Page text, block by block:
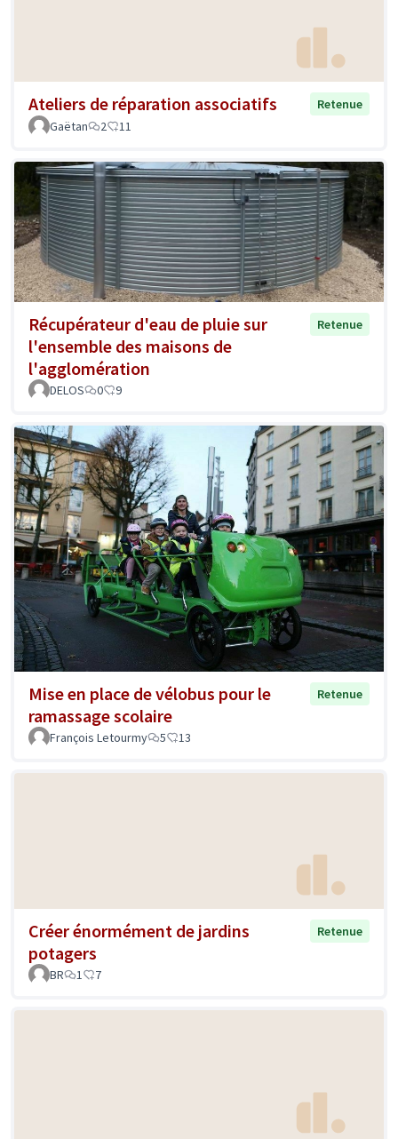
Ateliers de réparation associatifs
Retenue
Gaëtan
2 11
Récupérateur d'eau de pluie sur
l'ensemble des maisons de
l'agglomération
Retenue
DELOS 0 9
Mise en place de vélobus pour le
ramassage scolaire
Retenue
François Letourmy 5 13
Créer énormément de jardins
potagers
Retenue
BR 1 7